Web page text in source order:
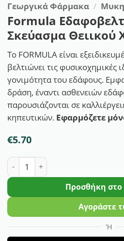
Γεωργικά Φάρμακα /
Formula
Σκεύασμα Θειικού
Το FORMULA είναι
βελτιώνει τις φυσικοχημικές
γονιμότητα του εδάφους.
δράση, έναντι ασθενειών
παρουσιάζονται σε
κηπευτικών. Εφαρμόζετε
€5.70
Formula Εδαφοβελτιωτικό
Προσθήκη στο
Αγοράστε